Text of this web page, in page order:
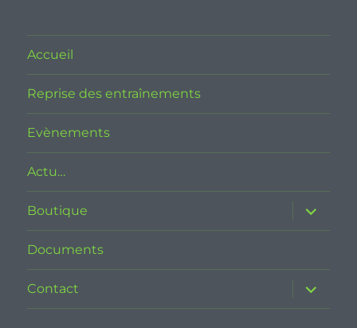
Accueil
Reprise des entraînements
Evènements
Actu…
Boutique
ouvrir
le
sous-
Documents
Contact
ouvrir
le
sous-